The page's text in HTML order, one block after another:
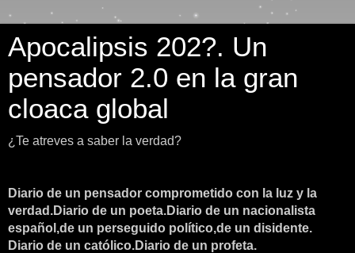
Apocalipsis 202?. Un
pensador 2.0 en la gran
cloaca global
¿Te atreves a saber la verdad?
Diario de un pensador comprometido con la luz y la
verdad.Diario de un poeta.Diario de un nacionalista
español,de un perseguido político,de un disidente.
Diario de un católico.Diario de un profeta.